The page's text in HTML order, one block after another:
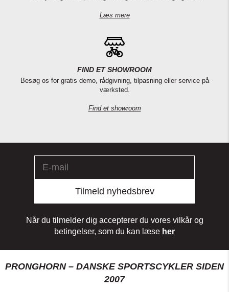
Læs mere
FIND ET SHOWROOM
Besøg os for gratis demo, rådgivning, tilpasning eller service på
værksted.
Find et showroom
Tilmeld nyhedsbrev
Når du tilmelder dig accepterer du vores vilkår og
betingelser, som du kan læse her
PRONGHORN – DANSKE SPORTSCYKLER SIDEN
2007